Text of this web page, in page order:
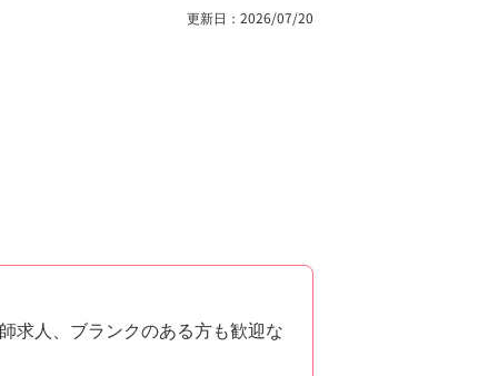
更新日：2026/07/20
求人、ブランクのある方も歓迎な